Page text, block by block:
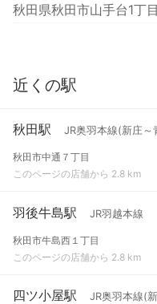
秋田県秋田市山手台1丁
近くの駅
秋田駅 JR奥羽本線(新庄～
秋田市中通７丁目
このページの店舗から 2.8 km
羽後牛島駅 JR羽越本線
秋田市牛島西１丁目
このページの店舗から 2.8 km
四ツ小屋駅 JR奥羽本線(